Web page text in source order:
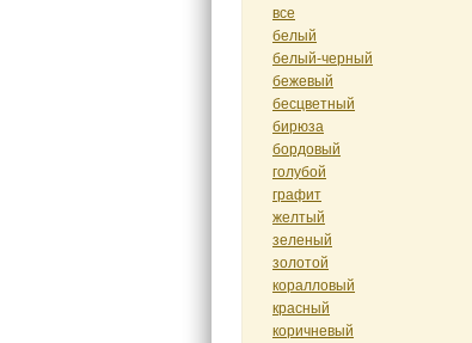
все
белый
белый-черный
бежевый
бесцветный
бирюза
бордовый
голубой
графит
желтый
зеленый
золотой
коралловый
красный
коричневый